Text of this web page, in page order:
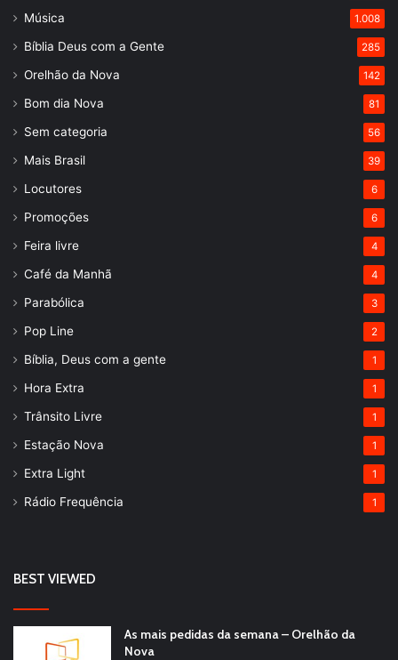
Música 1.008
Bíblia Deus com a Gente 285
Orelhão da Nova 142
Bom dia Nova 81
Sem categoria 56
Mais Brasil 39
Locutores 6
Promoções 6
Feira livre 4
Café da Manhã 4
Parabólica 3
Pop Line 2
Bíblia, Deus com a gente 1
Hora Extra 1
Trânsito Livre 1
Estação Nova 1
Extra Light 1
Rádio Frequência 1
BEST VIEWED
As mais pedidas da semana – Orelhão da
Nova